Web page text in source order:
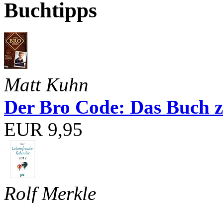
Buchtipps
Matt Kuhn
Der Bro Code: Das Buch
EUR 9,95
Rolf Merkle